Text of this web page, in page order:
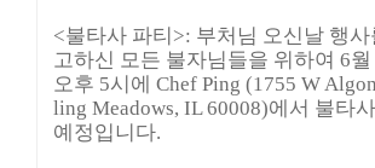
<불타사 파티 >: 부처님 오신날 행
고하신 모든 불자님들을 위하여 6월
오후 5시에 Chef Ping (1755 W
ling Meadows, IL 60008)에서 불타
예정입니다.